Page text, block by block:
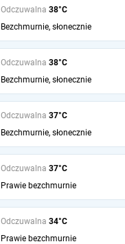
Odczuwalna 38°C
Bezchmurnie, słonecznie
Odczuwalna 38°C
Bezchmurnie, słonecznie
Odczuwalna 37°C
Bezchmurnie, słonecznie
Odczuwalna 37°C
Prawie bezchmurnie
Odczuwalna 34°C
Prawie bezchmurnie